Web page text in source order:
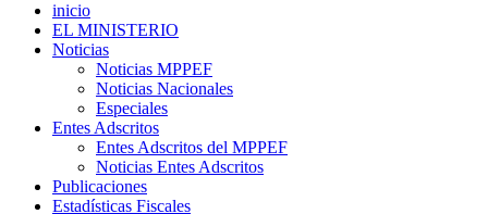
inicio
EL MINISTERIO
Noticias
Noticias MPPEF
Noticias Nacionales
Especiales
Entes Adscritos
Entes Adscritos del MPPEF
Noticias Entes Adscritos
Publicaciones
Estadísticas Fiscales